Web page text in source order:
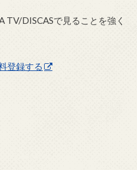
TV/DISCASで見ることを強く
登録する